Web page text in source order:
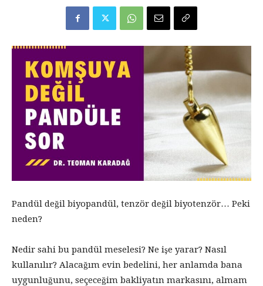
Pandül değil biyopandül, tenzör değil biyotenzör… Peki
neden?
Nedir sahi bu pandül meselesi? Ne işe yarar? Nasıl
kullanılır? Alacağım evin bedelini, her anlamda bana
uygunluğunu, seçeceğim bakliyatın markasını, almam